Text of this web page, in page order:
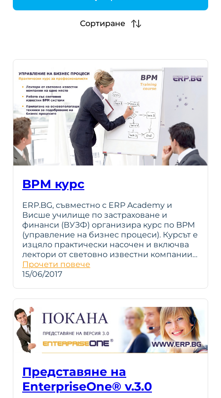
h
Сортиране
BPM курс
ERP.BG, съвместно с ERP Academy и
Висше училище по застраховане и
финанси (ВУЗФ) организира курс по BPM
(управление на бизнес процеси). Курсът е
изцяло практически насочен и включва
лектори от световно известни компании…
Прочети повече
15/06/2017
Представяне на
EnterpriseOne® v.3.0